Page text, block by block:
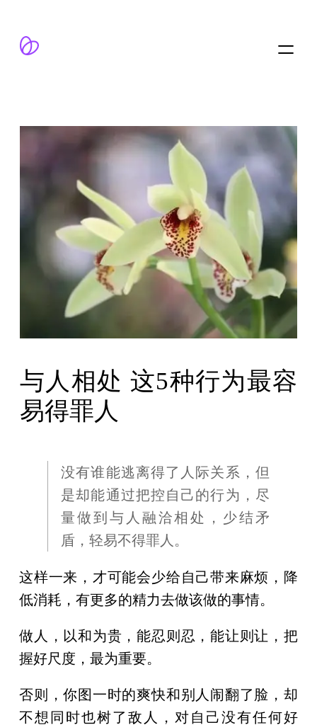
与人相处 这5种行为最容
易得罪人
没有谁能逃离得了人际关系，但
是却能通过把控自己的行为，尽
量做到与人融洽相处，少结矛
盾，轻易不得罪人。
这样一来，才可能会少给自己带来麻烦，降
低消耗，有更多的精力去做该做的事情。
做人，以和为贵，能忍则忍，能让则让，把
握好尺度，最为重要。
否则，你图一时的爽快和别人闹翻了脸，却
不想同时也树了敌人，对自己没有任何好